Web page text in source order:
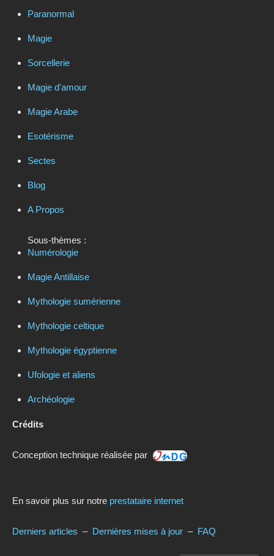
Paranormal
Magie
Sorcellerie
Magie d'amour
Magie Arabe
Esotérisme
Sectes
Blog
A Propos
Sous-thèmes :
Numérologie
Magie Antillaise
Mythologie sumérienne
Mythologie celtique
Mythologie égyptienne
Ufologie et aliens
Archéologie
Crédits
Conception technique réalisée par
En savoir plus sur notre prestataire internet
Derniers articles – Dernières mises à jour – FAQ